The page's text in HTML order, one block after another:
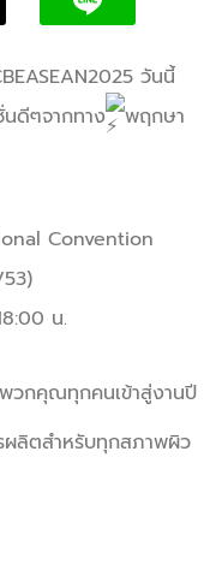
วันนี้
ดีๆจากทาง
พฤกษา
Convention
น.
พวกคุณทุกคนเข้าสู่งานปี
ผลิตสำหรับทุกสภาพผิว